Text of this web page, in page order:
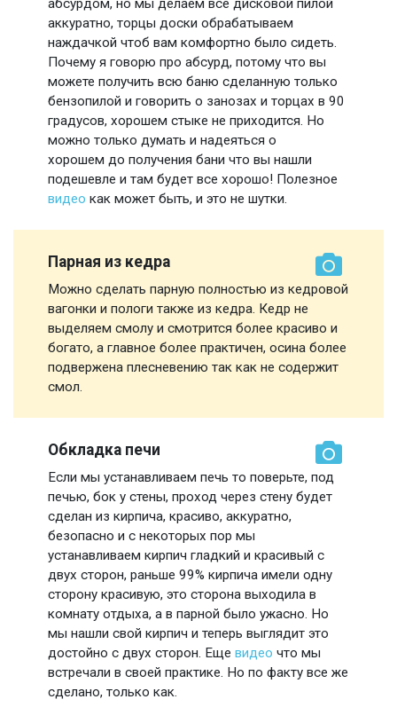
абсурдом, но мы делаем все дисковой пилой
аккуратно, торцы доски обрабатываем
наждачкой чтоб вам комфортно было сидеть.
Почему я говорю про абсурд, потому что вы
можете получить всю баню сделанную только
бензопилой и говорить о занозах и торцах в 90
градусов, хорошем стыке не приходится. Но
можно только думать и надеяться о
хорошем до получения бани что вы нашли
подешевле и там будет все хорошо! Полезное
видео как может быть, и это не шутки.
Парная из кедра
Можно сделать парную полностью из кедровой
вагонки и пологи также из кедра. Кедр не
выделяем смолу и смотрится более красиво и
богато, а главное более практичен, осина более
подвержена плесневению так как не содержит
смол.
Обкладка печи
Если мы устанавливаем печь то поверьте, под
печью, бок у стены, проход через стену будет
сделан из кирпича, красиво, аккуратно,
безопасно и с некоторых пор мы
устанавливаем кирпич гладкий и красивый с
двух сторон, раньше 99% кирпича имели одну
сторону красивую, это сторона выходила в
комнату отдыха, а в парной было ужасно. Но
мы нашли свой кирпич и теперь выглядит это
достойно с двух сторон. Еще видео что мы
встречали в своей практике. Но по факту все же
сделано, только как.